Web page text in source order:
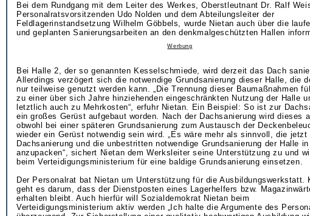
Bei dem Rundgang mit dem Leiter des Werkes, Oberstleutnant Dr. Ralf
Personalratsvorsitzenden Udo Nolden und dem Abteilungsleiter der
Feldlagerinstandsetzung Wilhelm Göbbels, wurde Nietan auch über die
und geplanten Sanierungsarbeiten an den denkmalgeschützten Hallen
Werbung
Bei Halle 2, der so genannten Kesselschmiede, wird derzeit das Dach
Allerdings verzögert sich die notwendige Grundsanierung dieser Halle, die
nur teilweise genutzt werden kann. „Die Trennung dieser Baumaßnahmen
zu einer über sich Jahre hinziehenden eingeschränkten Nutzung der Halle
letztlich auch zu Mehrkosten“, erfuhr Nietan. Ein Beispiel: So ist zur
ein großes Gerüst aufgebaut worden. Nach der Dachsanierung wird dieses
obwohl bei einer späteren Grundsanierung zum Austausch der
wieder ein Gerüst notwendig sein wird. „Es wäre mehr als sinnvoll, die jetzt
Dachsanierung und die unbestritten notwendige Grundsanierung der Halle in
anzupacken“, sichert Nietan dem Werksleiter seine Unterstützung zu und
beim Verteidigungsministerium für eine baldige Grundsanierung einsetzen.
Der Personalrat bat Nietan um Unterstützung für die Ausbildungswerkstatt.
geht es darum, dass der Dienstposten eines Lagerhelfers bzw.
erhalten bleibt. Auch hierfür will Sozialdemokrat Nietan beim
Verteidigungsministerium aktiv werden „Ich halte die Argumente des